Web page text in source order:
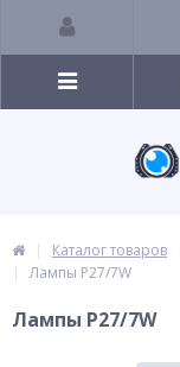
Каталог товаров
Лампы P27/7W
Лампы P27/7W